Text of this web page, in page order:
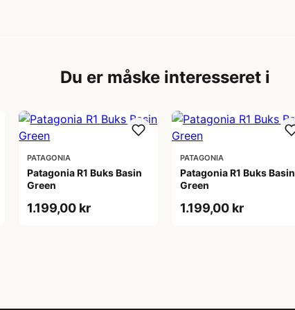
Du er måske interesseret i
PATAGONIA
Patagonia R1 Buks Basin
Green
1.199,00 kr
PATAGONIA
Patagonia R1 Buks Basin
Green
1.199,00 kr